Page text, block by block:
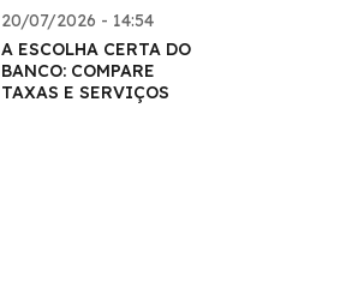
20/07/2026 - 14:54
A ESCOLHA CERTA DO
BANCO: COMPARE
TAXAS E SERVIÇOS